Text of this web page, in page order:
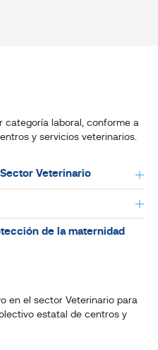
categoría laboral, conforme a
y servicios veterinarios.
Veterinario
de la maternidad
en el sector Veterinario para
estatal de centros y